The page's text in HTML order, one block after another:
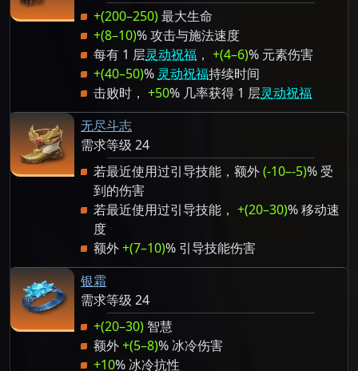
+(200–250)最大生命
+(8–10)% 攻击与施法速度
每有 1 层灵动祝福 ， +(4–6)% 元素伤害
+(40–50)% 灵动祝福持续时间
击败时， +50% 几率获得 1 层灵动祝福
无尽斗志
需求等级 24
若最近使用过引导技能，额外(-10–-5)% 受
到的伤害
若最近使用过引导技能， +(20–30)% 移动速
度
额外+(7–10)% 引导技能伤害
银霜
需求等级 24
+(20–30) 智慧
额外+(5–8)% 冰冷伤害
+10% 冰冷抗性